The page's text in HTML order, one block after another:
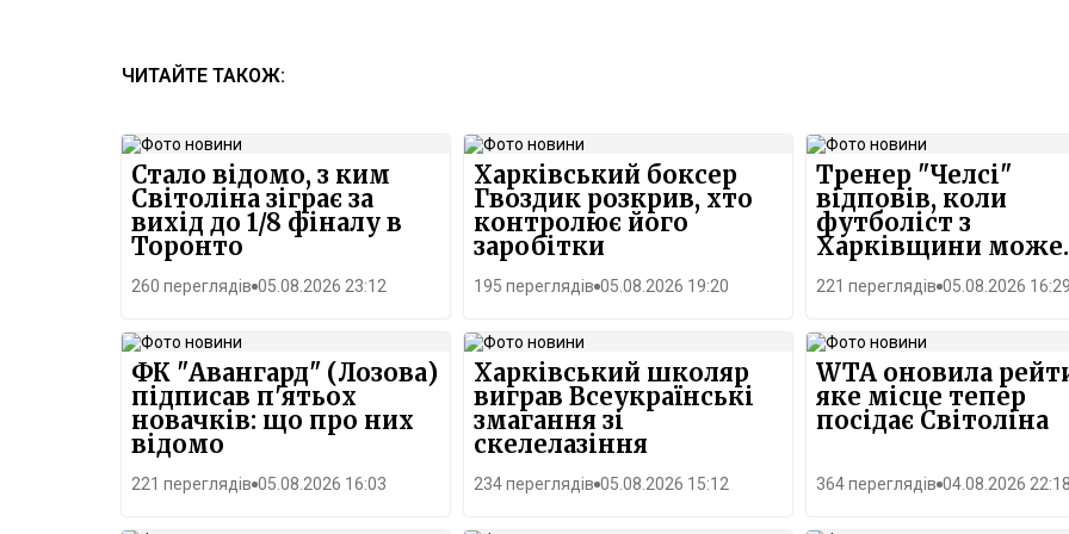
ЧИТАЙТЕ ТАКОЖ:
Стало відомо, з ким
Світоліна зіграє за
вихід до 1/8 фіналу в
Торонто
260 переглядів 05.08.2026 23:12
Харківський боксер
Гвоздик розкрив, хто
контролює його
заробітки
195 переглядів 05.08.2026 19:20
Тренер "Челсі"
відповів, коли
футболіст з
Харківщини може
повернутися на
221 переглядів 05.08.2026 16:29
ФК "Авангард" (Лозова)
підписав п'ятьох
новачків: що про них
відомо
221 переглядів 05.08.2026 16:03
Харківський школяр
виграв Всеукраїнські
змагання зі
скелелазіння
234 переглядів 05.08.2026 15:12
WTA оновила
яке місце тепер
посідає Світоліна
364 переглядів 04.08.2026 22:18